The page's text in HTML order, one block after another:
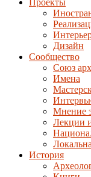
Проекты
Дизайн
Сообщество
Союз
Имена
Мнение
Лекции
История